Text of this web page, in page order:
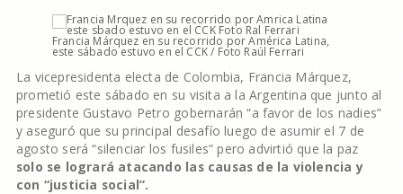
Francia Márquez en su recorrido por América Latina,
este sábado estuvo en el CCK / Foto Raúl Ferrari
La vicepresidenta electa de Colombia, Francia Márquez,
prometió este sábado en su visita a la Argentina que junto al
presidente Gustavo Petro gobernarán “a favor de los nadies”
y aseguró que su principal desafío luego de asumir el 7 de
agosto será “silenciar los fusiles” pero advirtió que la paz
solo se logrará atacando las causas de la violencia y
con “justicia social”.